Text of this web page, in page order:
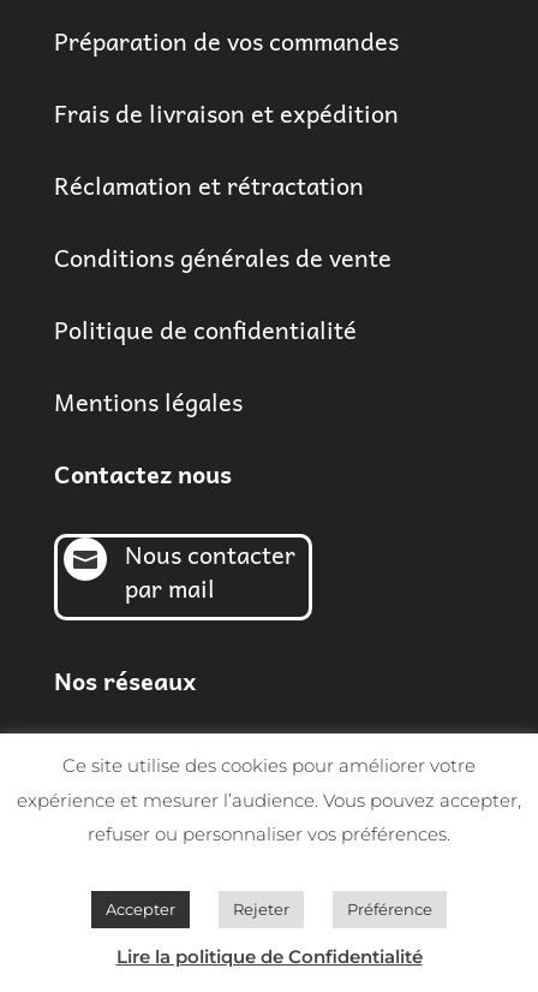
Préparation de vos commandes
Frais de livraison et expédition
Réclamation et rétractation
Conditions générales de vente
Politique de confidentialité
Mentions légales
Contactez nous

Nous contacter
par mail
Nos réseaux
Conception SynapTIC
Ce site utilise des cookies pour améliorer votre
expérience et mesurer l’audience. Vous pouvez accepter,
refuser ou personnaliser vos préférences.
Accepter Rejeter Préférence
Lire la politique de Confidentialité